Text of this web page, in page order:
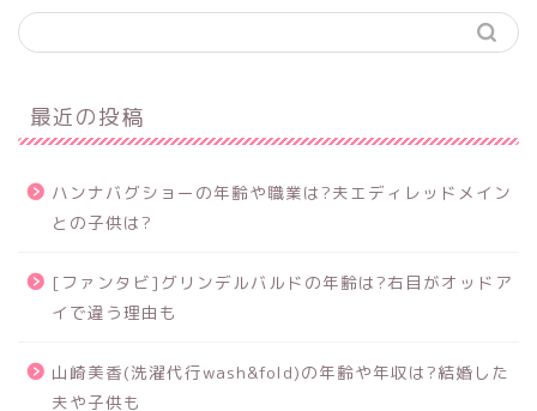
最近の投稿
ハンナバグショーの年齢や職業は?夫エディレッドメイン
との子供は?
[ファンタビ]グリンデルバルドの年齢は?右目がオッドア
イで違う理由も
山崎美香(洗濯代行wash&fold)の年齢や年収は?結婚した
夫や子供も